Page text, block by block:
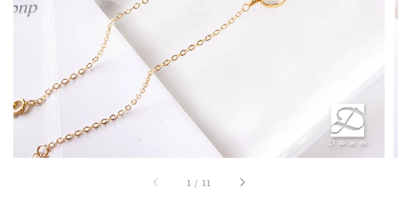
1 / 11